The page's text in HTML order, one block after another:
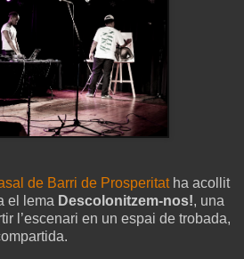
de Barri de Prosperitatha acollit
el lema Descolonitzem-nos!, una
l’escenari en un espai de trobada,